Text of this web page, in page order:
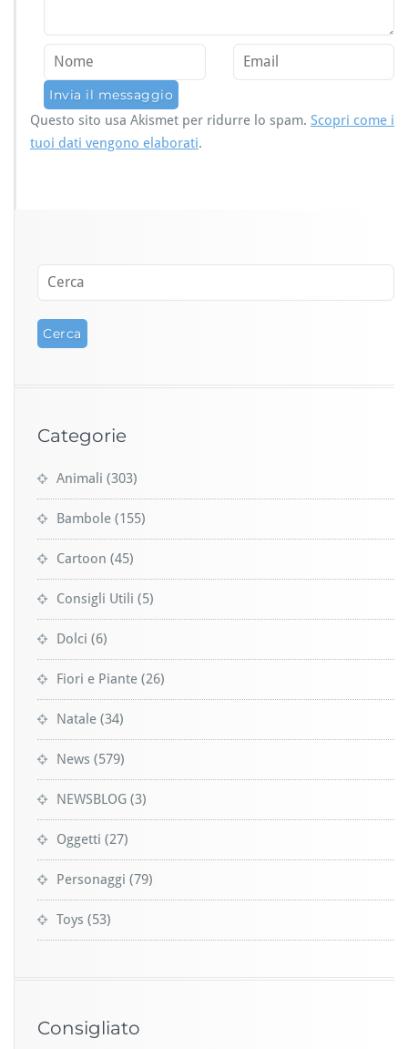
Questo sito usa Akismet per ridurre lo spam. Scopri come i
tuoi dati vengono elaborati.
Categorie
Animali (303)
Bambole (155)
Cartoon (45)
Consigli Utili (5)
Dolci (6)
Fiori e Piante (26)
Natale (34)
News (579)
NEWSBLOG (3)
Oggetti (27)
Personaggi (79)
Toys (53)
Consigliato